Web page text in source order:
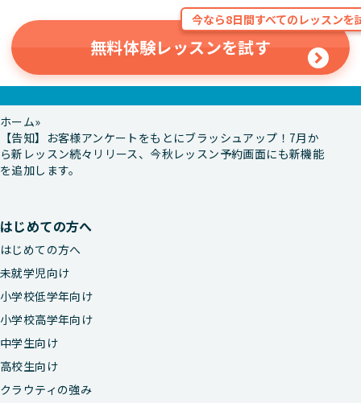
今なら8日間すべてのレッスンを
無料体験レッスンを試す
ホーム
【告知】お客様アンケートをもとにブラッシュアップ！7月か
ら新レッスン続々リリース、今秋レッスン予約画面にも新機能
を追加します。
はじめての方へ
はじめての方へ
未就学児向け
小学校低学年向け
小学校高学年向け
中学生向け
高校生向け
クラウティの強み